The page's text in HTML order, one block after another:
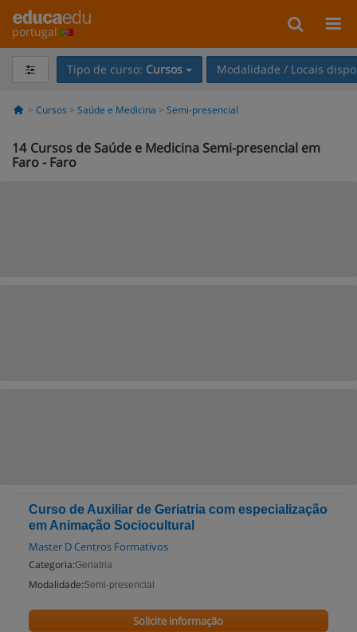
portugal
Tipo de curso: Cursos Modalidade / Locais
Cursos Saúde e Medicina Semi-presencial
14 Cursos de Saúde e Medicina Semi-presencial em
Faro - Faro
Curso de Auxiliar de Geriatria com especialização
em Animação Sociocultural
Master D Centros Formativos
Categoria:Geriatria
Modalidade:Semi-presencial
Solicite informação